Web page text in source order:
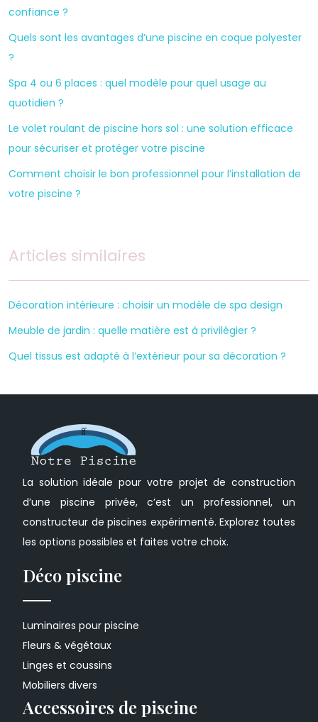
confiance ?
Quels sont les avantages d’une piscine en coque polyester
?
Spa 4 ou 6 places : quel modèle pour quel usage au
quotidien ?
Le volet roulant de piscine hors sol : une solution efficace
pour sécuriser et protéger votre piscine
Comment choisir le bon professionnel pour l’installation de
votre piscine ?
Articles similaires
Décoration intérieure : choisir un modèle de spa design
Meuble de jardin : quelle matière est à privilégier ?
Quel tissus est adapté à l’extérieur pour sa décoration ?
La solution idéale pour votre projet de construction
d’une piscine privée, c’est un professionnel, un
constructeur de piscines expérimenté. Explorez toutes
les options possibles et faites votre choix.
Déco piscine
Luminaires pour piscine
Fleurs & végétaux
Linges et coussins
Mobiliers divers
Accessoires de piscine